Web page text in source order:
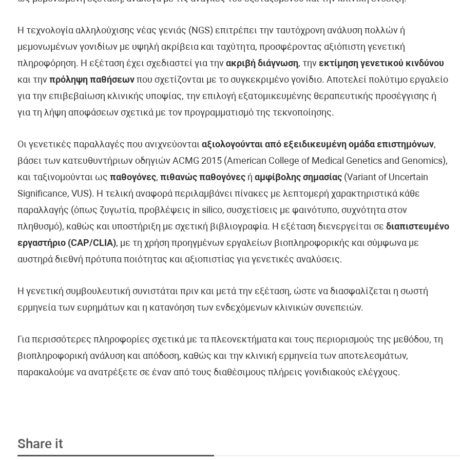
Η τεχνολογία αλληλούχισης νέας γενιάς (NGS) επιτρέπει την ταυτόχρονη ανάλυση πολλών ή
μεμονωμένων γονιδίων με υψηλή ακρίβεια και ταχύτητα, προσφέροντας αξιόπιστη γενετική
πληροφόρηση. Η εξέταση έχει σχεδιαστεί για την ακριβή διάγνωση, την εκτίμηση γενετικού κινδύνου
και την πρόληψη παθήσεωνπου σχετίζονται με το συγκεκριμένο γονίδιο. Αποτελεί πολύτιμο εργαλείο
για την επιβεβαίωση κλινικής υποψίας, την επιλογή εξατομικευμένης θεραπευτικής προσέγγισης ή
για τη λήψη αποφάσεων σχετικά με τον προγραμματισμό της τεκνοποίησης.
Οι γενετικές παραλλαγές που ανιχνεύονται αξιολογούνται από εξειδικευμένη ομάδα επιστημόνων,
βάσει των κατευθυντήριων οδηγιών ACMG 2015 (American College of Medical Genetics and Genomics),
και ταξινομούνται ως παθογόνες, πιθανώς παθογόνεςή αμφίβολης σημασίας(Variant of Uncertain
Significance, VUS). Η τελική αναφορά περιλαμβάνει πίνακες με λεπτομερή χαρακτηριστικά κάθε
παραλλαγής (όπως ζυγωτία, προβλέψεις in silico, συσχετίσεις με φαινότυπο, συχνότητα στον
πληθυσμό), καθώς και υποστήριξη με σχετική βιβλιογραφία. Η εξέταση διενεργείται σε διαπιστευμένο
εργαστήριο (CAP/CLIA), με τη χρήση προηγμένων εργαλείων βιοπληροφορικής και σύμφωνα με
αυστηρά διεθνή πρότυπα ποιότητας και αξιοπιστίας για γενετικές αναλύσεις.
Η γενετική συμβουλευτική συνιστάται πριν και μετά την εξέταση, ώστε να διασφαλίζεται η σωστή
ερμηνεία των ευρημάτων και η κατανόηση των ενδεχόμενων κλινικών συνεπειών.
Για περισσότερες πληροφορίες σχετικά με τα πλεονεκτήματα και τους περιορισμούς της μεθόδου, τη
βιοπληροφορική ανάλυση και απόδοση, καθώς και την κλινική ερμηνεία των αποτελεσμάτων,
παρακαλούμε να ανατρέξετε σε έναν από τους διαθέσιμους πλήρεις γονιδιακούς ελέγχους.
Share it